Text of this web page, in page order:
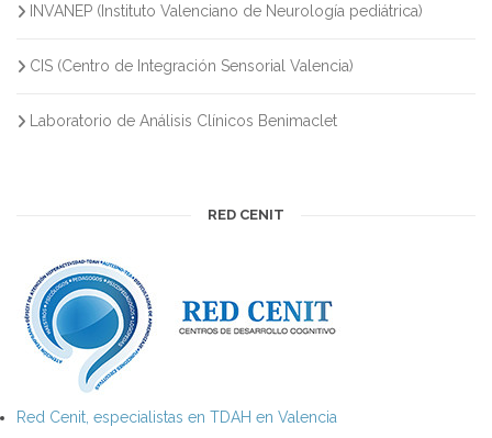
INVANEP (Instituto Valenciano de Neurología pediátrica)
CIS (Centro de Integración Sensorial Valencia)
Laboratorio de Análisis Clínicos Benimaclet
RED CENIT
Red Cenit, especialistas en TDAH en Valencia